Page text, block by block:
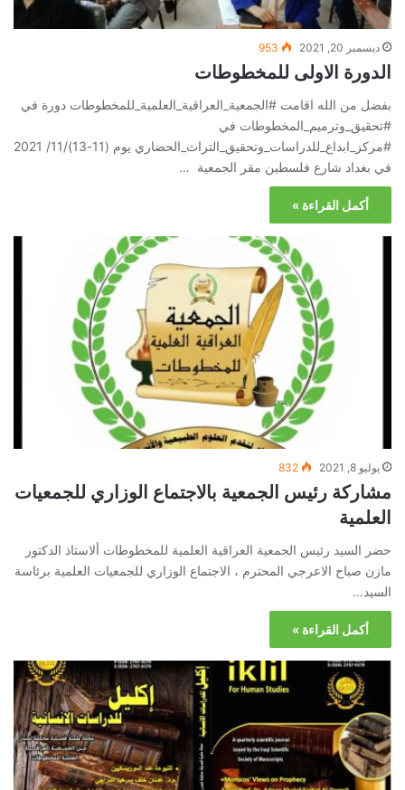
ديسمبر 20, 2021 953
الدورة الاولى للمخطوطات
بفضل من الله اقامت #الجمعية_العراقية_العلمية_للمخطوطات دورة في
#تحقيق_وترميم_المخطوطات في
#مركز_ابداع_للدراسات_وتحقيق_التراث_الحضاري يوم (11-13)/11/ 2021
في بغداد شارع فلسطين مقر الجمعية …
أكمل القراءة »
يوليو 8, 2021 832
مشاركة رئيس الجمعية بالاجتماع الوزاري للجمعيات
العلمية
حضر السيد رئيس الجمعية العراقية العلمية للمخطوطات ألاستاذ الدكتور
مازن صباح الاعرجي المحترم ، الاجتماع الوزاري للجمعيات العلمية برئاسة
السيد…
أكمل القراءة »